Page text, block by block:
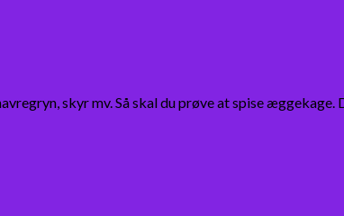
skyr mv. Så skal du prøve at spise æggekage.